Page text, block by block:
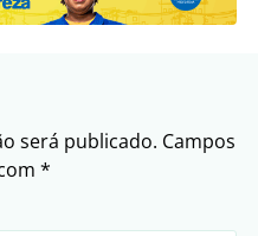
será publicado. Campos
*